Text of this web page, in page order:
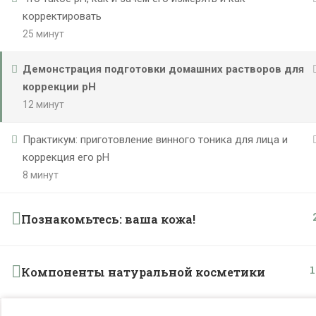
корректировать
25 минут
Демонстрация подготовки домашних растворов для
коррекции рН
12 минут
Практикум: приготовление винного тоника для лица и
коррекция его рН
8 минут
Познакомьтесь: ваша кожа!
Компоненты натуральной косметики